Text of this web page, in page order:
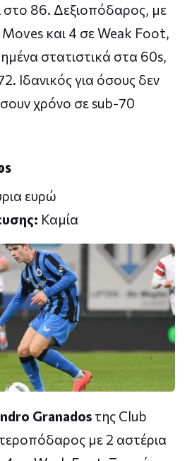
στο 86. Δεξιοπόδαρος, με
και 4 σε Weak Foot,
στατιστικά στα 60s,
Ιδανικός για όσους δεν
χρόνο σε sub-70
ευρώ
Καμία
Granados της Club
με 2 αστέρια